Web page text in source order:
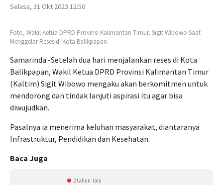
Selasa, 31 Okt 2023 12:50
Foto, Wakil Ketua DPRD Provinsi Kalimantan Timur, Sigit Wibowo Saat
Menggelar Reses di Kota Balikpapan
Samarinda -Setelah dua hari menjalankan reses di Kota
Balikpapan, Wakil Ketua DPRD Provinsi Kalimantan Timur
(Kaltim) Sigit Wibowo mengaku akan berkomitmen untuk
mendorong dan tindak lanjuti aspirasi itu agar bisa
diwujudkan.
Pasalnya ia menerima keluhan masyarakat, diantaranya
Infrastruktur, Pendidikan dan Kesehatan.
Baca Juga
2 tahun lalu